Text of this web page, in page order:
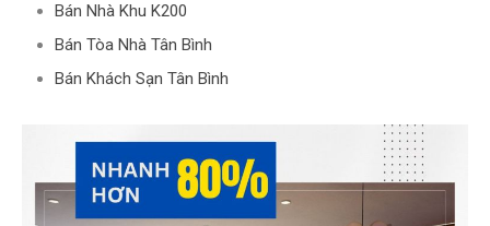
Bán Nhà Khu K200
Bán Tòa Nhà Tân Bình
Bán Khách Sạn Tân Bình